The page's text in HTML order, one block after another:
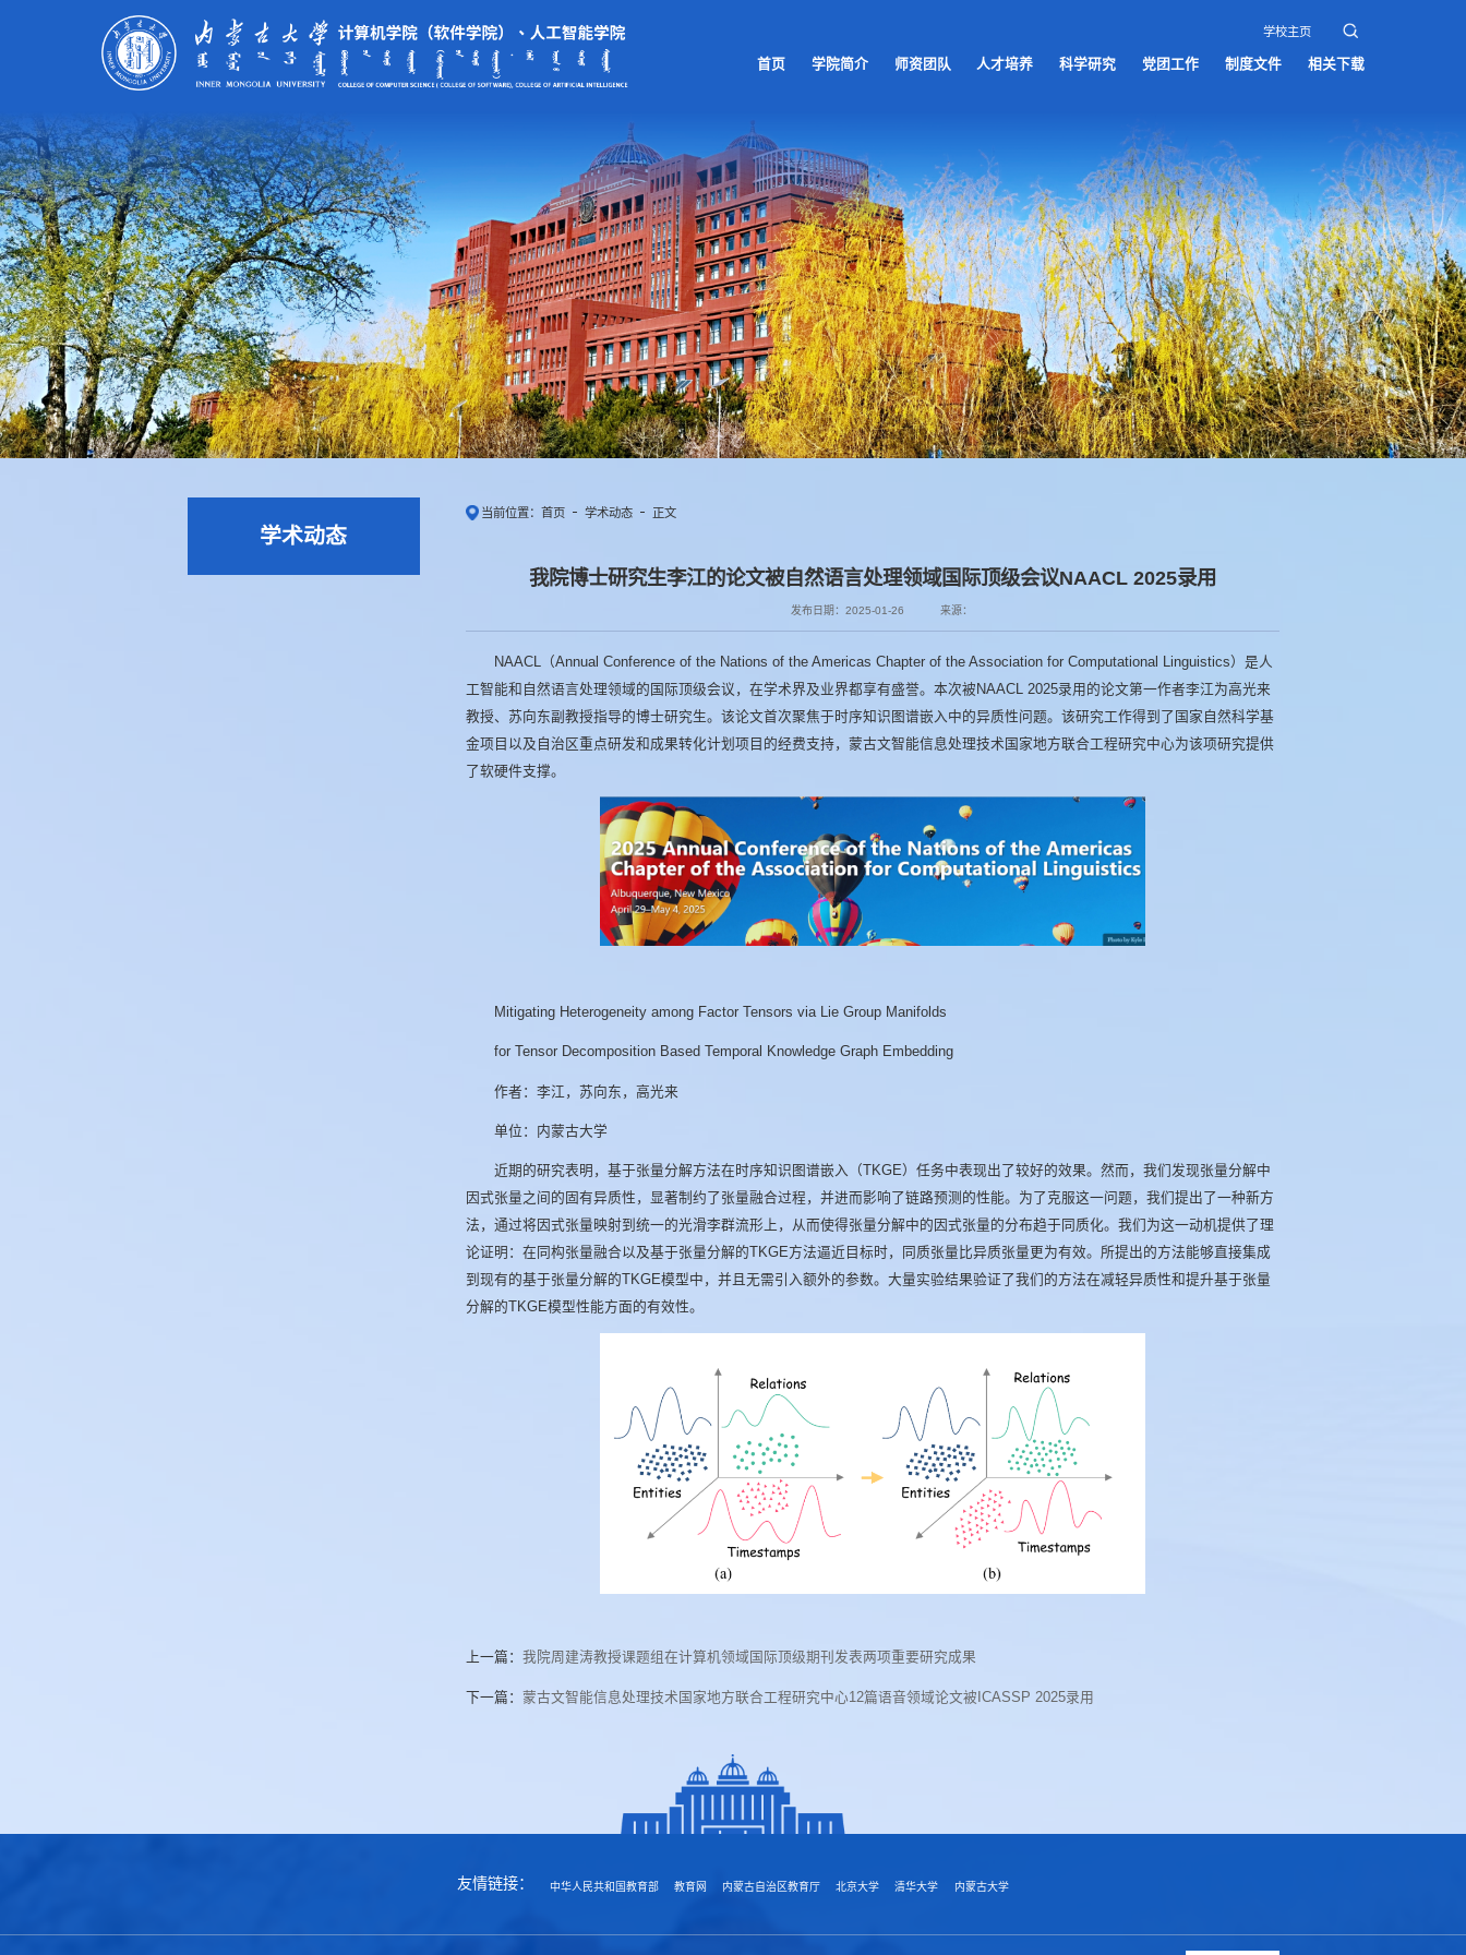
学校主页
首页 学院简介 师资团队 人才培养 科学研究 党团工作 制度文件 相关下载
学术动态
当前位置：首页 学术动态 正文
我院博士研究生李江的论文被自然语言处理领域国际顶级会议NAACL 2025录用
发布日期：2025-01-26 来源：
NAACL（Annual Conference of the Nations of the Americas Chapter of the Association for Computational Linguistics）是人
工智能和自然语言处理领域的国际顶级会议，在学术界及业界都享有盛誉。本次被NAACL 2025录用的论文第一作者李江为高光来
教授、苏向东副教授指导的博士研究生。该论文首次聚焦于时序知识图谱嵌入中的异质性问题。该研究工作得到了国家自然科学基
金项目以及自治区重点研发和成果转化计划项目的经费支持，蒙古文智能信息处理技术国家地方联合工程研究中心为该项研究提供
了软硬件支撑。
Mitigating Heterogeneity among Factor Tensors via Lie Group Manifolds
for Tensor Decomposition Based Temporal Knowledge Graph Embedding
作者：李江，苏向东，高光来
单位：内蒙古大学
近期的研究表明，基于张量分解方法在时序知识图谱嵌入（TKGE）任务中表现出了较好的效果。然而，我们发现张量分解中
因式张量之间的固有异质性，显著制约了张量融合过程，并进而影响了链路预测的性能。为了克服这一问题，我们提出了一种新方
法，通过将因式张量映射到统一的光滑李群流形上，从而使得张量分解中的因式张量的分布趋于同质化。我们为这一动机提供了理
论证明：在同构张量融合以及基于张量分解的TKGE方法逼近目标时，同质张量比异质张量更为有效。所提出的方法能够直接集成
到现有的基于张量分解的TKGE模型中，并且无需引入额外的参数。大量实验结果验证了我们的方法在减轻异质性和提升基于张量
分解的TKGE模型性能方面的有效性。
上一篇：我院周建涛教授课题组在计算机领域国际顶级期刊发表两项重要研究成果
下一篇：蒙古文智能信息处理技术国家地方联合工程研究中心12篇语音领域论文被ICASSP 2025录用
友情链接： 中华人民共和国教育部 教育网 内蒙古自治区教育厅 北京大学 清华大学 内蒙古大学